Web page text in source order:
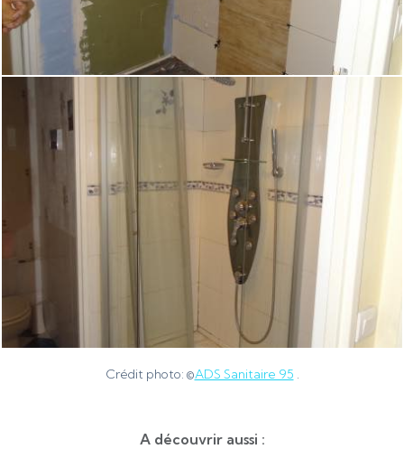
Crédit photo: ©ADS Sanitaire 95 .
A découvrir aussi :